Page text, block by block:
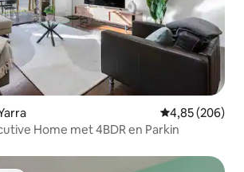
Gemiddelde
4,85 (206)
Home met 4BDR en Parkin